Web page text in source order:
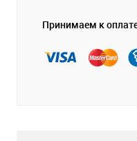
Принимаем к